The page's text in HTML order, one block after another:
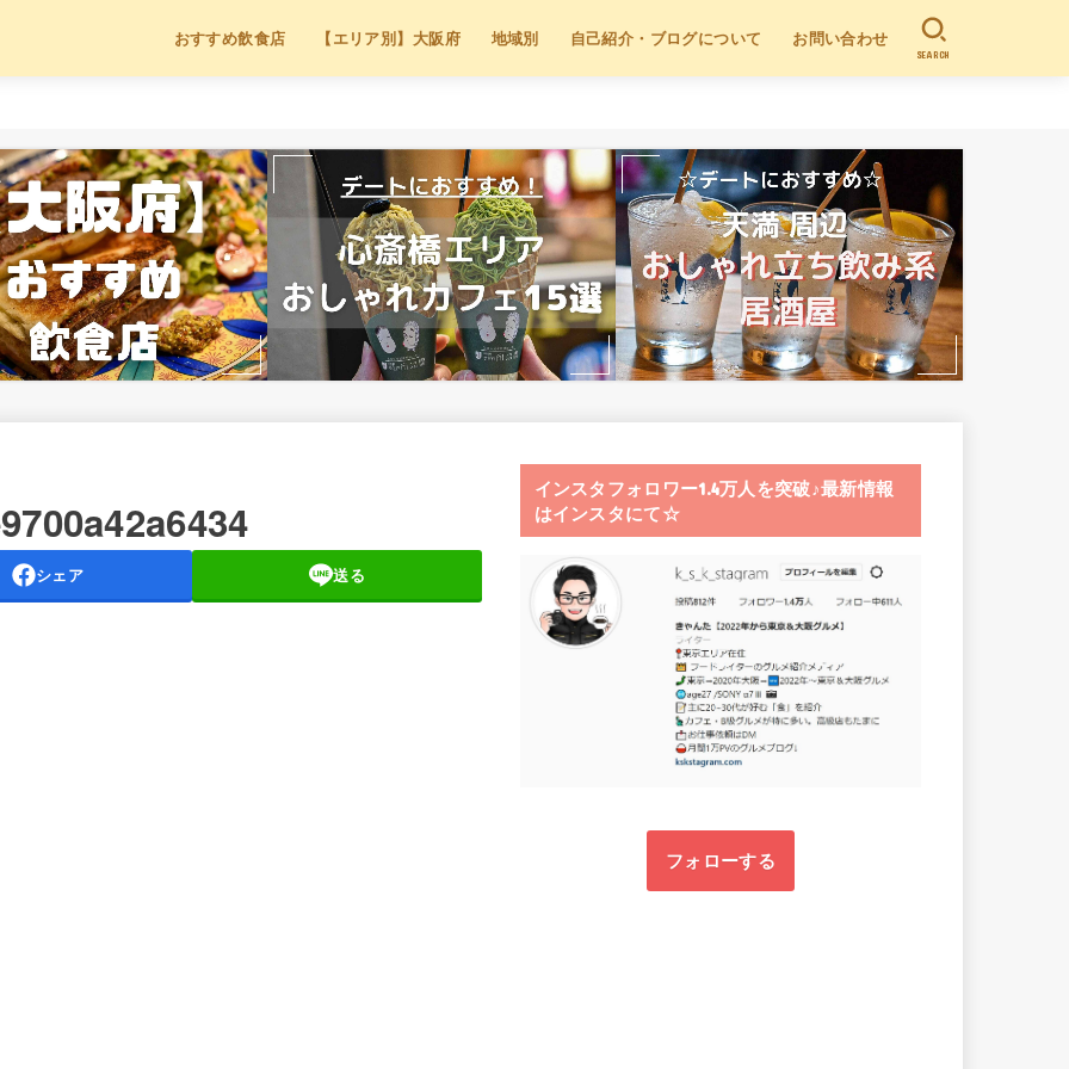
おすすめ飲食店 【エリア別】大阪府 地域別 自己紹介・ブログについて お問い合わせ
SEARCH
シェア 送る
インスタフォロワー1.4万人を突破♪最新情報
はインスタにて☆
フォローする